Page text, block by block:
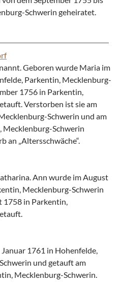
Schwerin geheiratet.
Geboren wurde Maria im
Parkentin, Mecklenburg-
1756 in Parkentin,
Verstorben ist sie am
Schwerin und am
Mecklenburg-Schwerin
an „Altersschwäche“.
Ann wurde im August
Mecklenburg-Schwerin
1758 in Parkentin,
1761 in Hohenfelde,
und getauft am
Mecklenburg-Schwerin.